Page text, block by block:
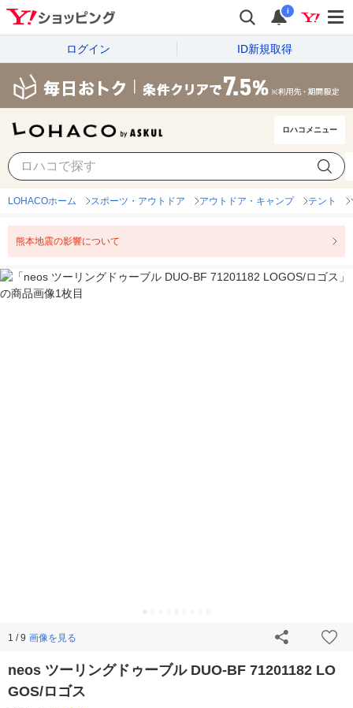
i
ログイン ID新規取得
ロハコメニュー
LOHACOホーム スポーツ・アウトドア アウトドア・キャンプ テント
熊本地震の影響について
1 / 9 画像を見る
neos ツーリングドゥーブル DUO-BF 71201182 LO
GOS/ロゴス